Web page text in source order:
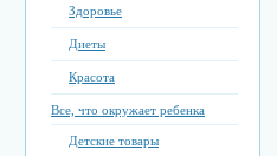
Здоровье
Диеты
Красота
Все, что окружает ребенка
Детские товары